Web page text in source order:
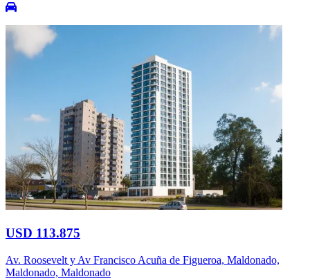
USD 113.875
Av. Roosevelt y Av Francisco Acuña de Figueroa, Maldonado,
Maldonado, Maldonado